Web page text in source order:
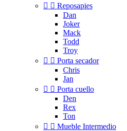
  Reposapies
Dan
Joker
Mack
Todd
Troy
  Porta secador
Chris
Jan
  Porta cuello
Den
Rex
Ton
  Mueble Intermedio